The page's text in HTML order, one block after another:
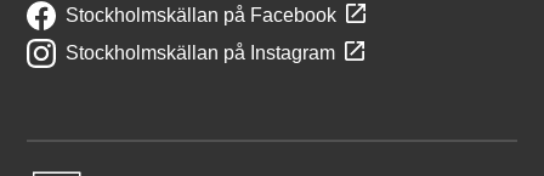
Stockholmskällan på Facebook
Stockholmskällan på Instagram